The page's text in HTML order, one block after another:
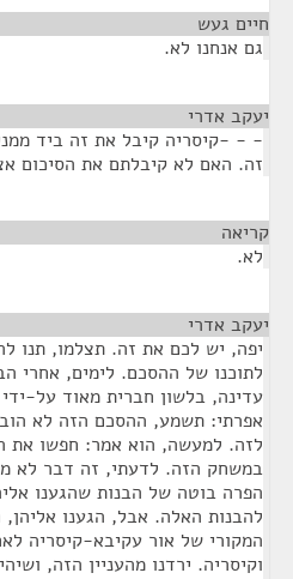
חיים געש
גם אנחנו לא.
יעקב אדרי
- - -קיסריה קיבל את זה ביד
זה. האם לא קיבלתם את הסיכום
קריאה
לא.
יעקב אדרי
יפה, יש לכם את זה. תצלמו, תנו
לתוכנו של ההסכם. לימים, אחרי
עדינה, בלשון חברית מאוד על-
אפרתי: תשמע, ההסכם הזה לא
לזה. למעשה, הוא אמר: חפשו את
במשחק הזה. לדעתי, זה דבר לא
הפרה בוטה של הבנות שהגענו
להבנות האלה. אבל, הגענו
המקורי של אור עקיבא-קיסריה
וקיסריה. ירדנו מהעניין הזה,